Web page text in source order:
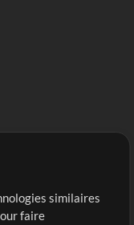
similaires
faire